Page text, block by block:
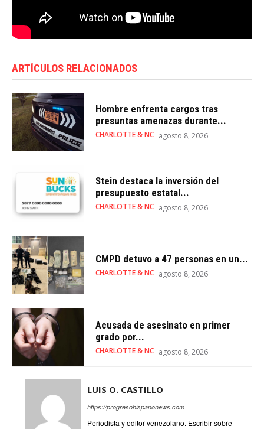
ARTÍCULOS RELACIONADOS
Hombre enfrenta cargos tras
presuntas amenazas durante...
CHARLOTTE & NC agosto 8, 2026
Stein destaca la inversión del
presupuesto estatal...
CHARLOTTE & NC agosto 8, 2026
CMPD detuvo a 47 personas en un...
CHARLOTTE & NC agosto 8, 2026
Acusada de asesinato en primer
grado por...
CHARLOTTE & NC agosto 8, 2026
LUIS O. CASTILLO
https://progresohispanonews.com
Periodista y editor venezolano. Escribir sobre